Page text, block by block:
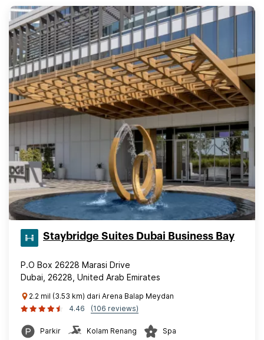
Staybridge Suites Dubai Business Bay
P.O Box 26228 Marasi Drive
Dubai, 26228, United Arab Emirates
2.2 mil (3.53 km) dari Arena Balap Meydan
4.46
(106 reviews)
Parkir Kolam Renang Spa